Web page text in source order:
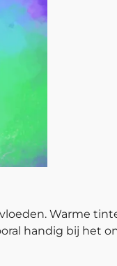
Warme
handig bij het